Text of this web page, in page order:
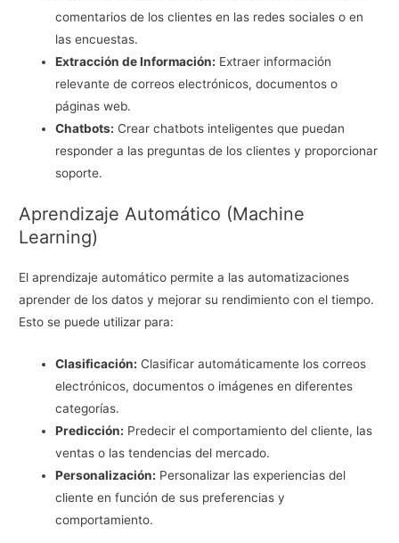
comentarios de los clientes en las redes sociales o en
las encuestas.
Extracción de Información: Extraer información
relevante de correos electrónicos, documentos o
páginas web.
Chatbots: Crear chatbots inteligentes que puedan
responder a las preguntas de los clientes y proporcionar
soporte.
Aprendizaje Automático (Machine
Learning)
El aprendizaje automático permite a las automatizaciones
aprender de los datos y mejorar su rendimiento con el tiempo.
Esto se puede utilizar para:
Clasificación: Clasificar automáticamente los correos
electrónicos, documentos o imágenes en diferentes
categorías.
Predicción: Predecir el comportamiento del cliente, las
ventas o las tendencias del mercado.
Personalización: Personalizar las experiencias del
cliente en función de sus preferencias y
comportamiento.